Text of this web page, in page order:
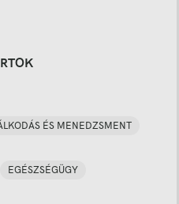
ÉS MENEDZSMENT
EGÉSZSÉGÜGY